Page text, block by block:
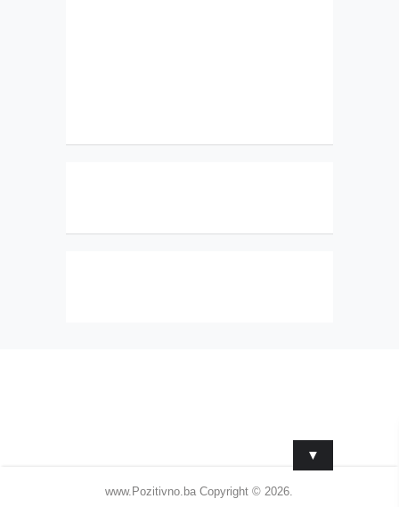
www.Pozitivno.ba Copyright © 2026.
▼